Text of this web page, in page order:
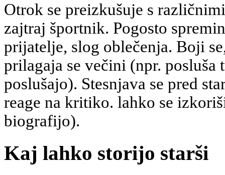
Otrok se preizkušuje s
zajtraj športnik. Pogosto
prijatelje, slog oblečenja. Boji
prilagaja se večini (npr.
poslušajo). Stesnjava se pred
reage na kritiko. lahko se
biografijo).
Kaj lahko storijo starši